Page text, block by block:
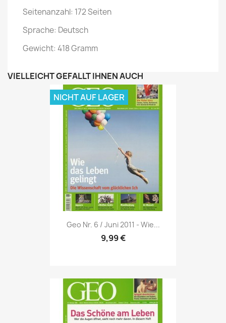
Seitenanzahl: 172 Seiten
Sprache: Deutsch
Gewicht: 418 Gramm
VIELLEICHT GEFÄLLT IHNEN AUCH
 Vorschau
Geo Nr. 6 / Juni 2011 - Wie...
9,99 €
NICHT AUF LAGER